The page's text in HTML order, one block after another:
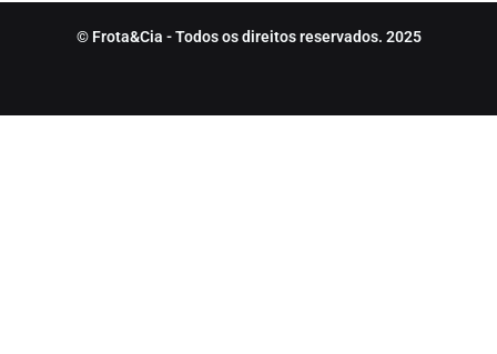
© Frota&Cia - Todos os direitos reservados. 2025